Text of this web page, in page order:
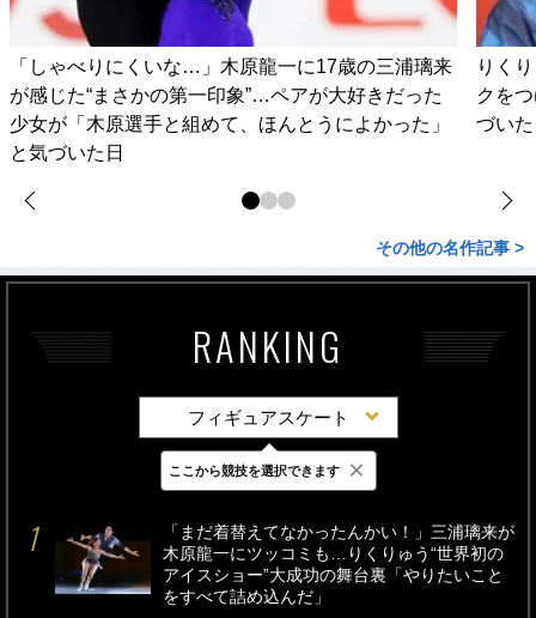
「しゃべりにくいな…」木原龍一に17歳の三浦璃来
が感じた“まさかの第一印象”…ペアが大好きだった
少女が「木原選手と組めて、ほんとうによかった」
と気づいた日
りく
クを
づい
その他の名作記事 >
RANKING
フィギュアスケート
最新 24時間 週間
「まだ着替えてなかったんかい！」三浦璃来が
木原龍一にツッコミも…りくりゅう“世界初の
アイスショー”大成功の舞台裏「やりたいこと
をすべて詰め込んだ」
ここから競技を選択できます ×